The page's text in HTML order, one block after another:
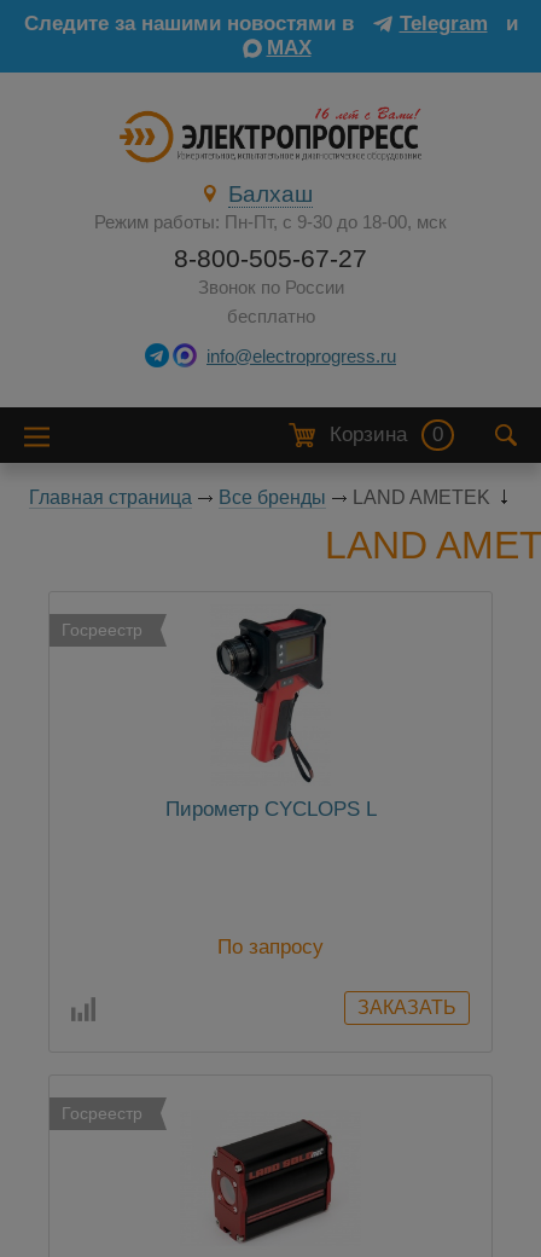
Следите за нашими новостями в Telegram
и
MAX
Балхаш
Режим работы: Пн-Пт, с 9-30 до 18-00, мск
8-800-505-67-27
Звонок по России
бесплатно
info@electroprogress.ru
Корзина 0
Главная страница Все бренды LAND AMETEK
LAND
Госреестр
Пирометр CYCLOPS L
По запросу
Госреестр